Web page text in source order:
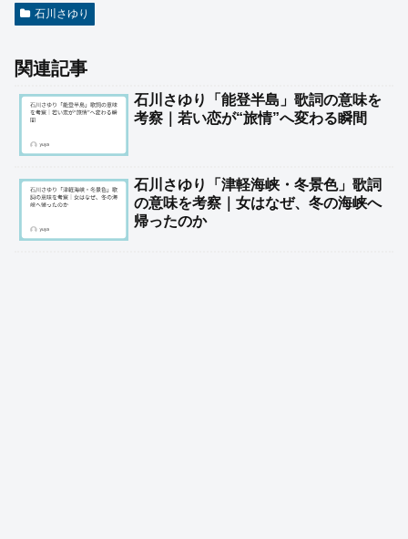
石川さゆり
関連記事
石川さゆり「能登半島」歌詞の意味を
考察｜若い恋が“旅情”へ変わる瞬間
石川さゆり「津軽海峡・冬景色」歌詞
の意味を考察｜女はなぜ、冬の海峡へ
帰ったのか